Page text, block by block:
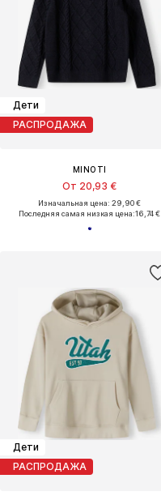
Дети
РАСПРОДАЖА
MINOTI
От 20,93 €
Изначальная цена: 29,90 €
Последняя самая низкая цена:16,74 €
Дети
РАСПРОДАЖА